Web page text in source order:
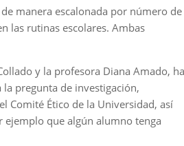
manera escalonada por número de
las rutinas escolares. Ambas
y la profesora Diana Amado, ha
pregunta de investigación,
Comité Ético de la Universidad, así
ejemplo que algún alumno tenga